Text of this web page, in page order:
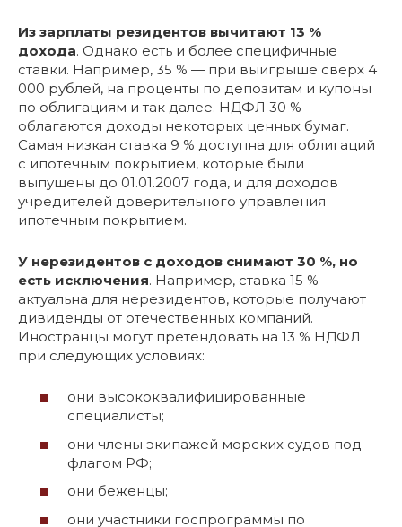
Из зарплаты резидентов вычитают 13 %
дохода. Однако есть и более специфичные
ставки. Например, 35 % — при выигрыше сверх 4
000 рублей, на проценты по депозитам и купоны
по облигациям и так далее. НДФЛ 30 %
облагаются доходы некоторых ценных бумаг.
Самая низкая ставка 9 % доступна для облигаций
с ипотечным покрытием, которые были
выпущены до 01.01.2007 года, и для доходов
учредителей доверительного управления
ипотечным покрытием.
У нерезидентов с доходов снимают 30 %, но
есть исключения. Например, ставка 15 %
актуальна для нерезидентов, которые получают
дивиденды от отечественных компаний.
Иностранцы могут претендовать на 13 % НДФЛ
при следующих условиях:
они высококвалифицированные
специалисты;
они члены экипажей морских судов под
флагом РФ;
они беженцы;
они участники госпрограммы по